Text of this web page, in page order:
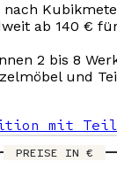
ab 140 €
2 bis 8
und
mit
PREISE IN €